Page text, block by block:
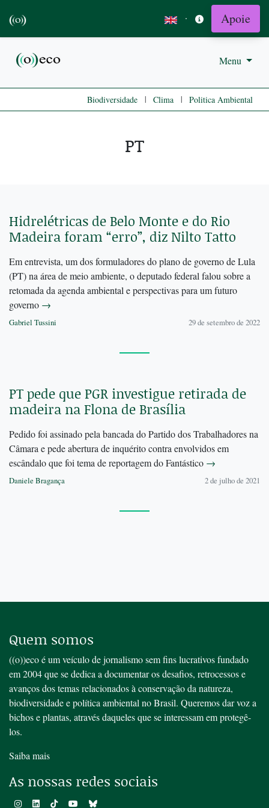
· Apoie
Menu
Biodiversidade | Clima | Politica Ambiental
PT
Hidrelétricas de Belo Monte e do Rio
Madeira foram “erro”, diz Nilto Tatto
Em entrevista, um dos formuladores do plano de governo de Lula
(PT) na área de meio ambiente, o deputado federal falou sobre a
retomada da agenda ambiental e perspectivas para um futuro
governo →
Gabriel Tussini 29 de setembro de 2022
PT pede que PGR investigue retirada de
madeira na Flona de Brasília
Pedido foi assinado pela bancada do Partido dos Trabalhadores na
Câmara e pede abertura de inquérito contra envolvidos em
escândalo que foi tema de reportagem do Fantástico →
Daniele Bragança 2 de julho de 2021
Quem somos
((o))eco é um veículo de jornalismo sem fins lucrativos fundado
em 2004 que se dedica a documentar os desafios, retrocessos e
avanços dos temas relacionados à conservação da natureza,
biodiversidade e política ambiental no Brasil. Queremos dar voz a
bichos e plantas, através daqueles que se interessam em protegê-
los.
Saiba mais
As nossas redes sociais